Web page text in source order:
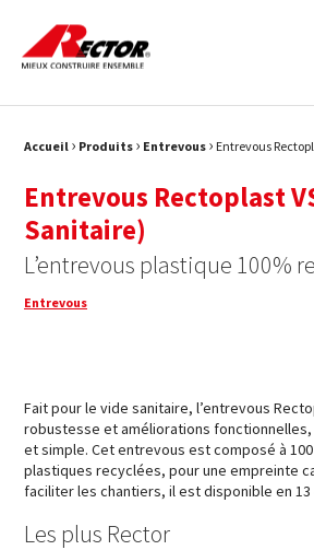
Rector Mieux construire ensemble
Fil d'Ariane :
Accueil › Produits › Entrevous › Entrevous
Entrevous Rectoplast
Sanitaire)
L’entrevous plastique 100%
Entrevous
Fait pour le vide sanitaire, l’entrevous
robustesse et améliorations
et simple. Cet entrevous est composé à
plastiques recyclées, pour une empreinte
faciliter les chantiers, il est disponible en 13
Les plus Rector